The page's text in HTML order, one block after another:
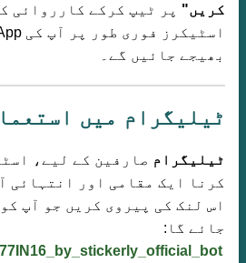
کریں" پر ٹیپ کرکے کارروائی
بھیجے جائیں گے۔
ٹیلیگرام میں
ٹیلیگرام صارفین کے لیے،
کرنا ایک مقامی اور انتہائی
اس لنک کی پیروی کریں جو آپ
جائے گا: